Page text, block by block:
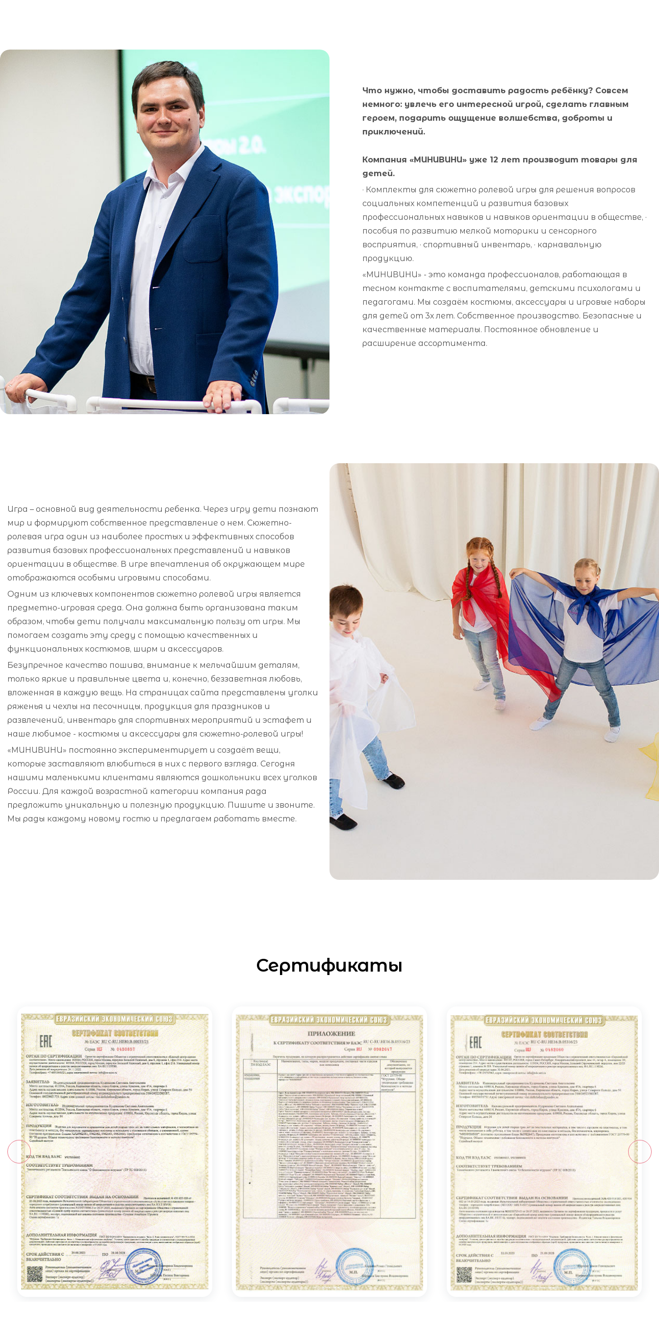
Что нужно, чтобы доставить радость ребёнку? Совсем
немного: увлечь его интересной игрой, сделать главным
героем, подарить ощущение волшебства, доброты и
приключений.
Компания «МИНИВИНИ» уже 12 лет производит товары для
детей.
· Комплекты для сюжетно ролевой игры для решения вопросов
социальных компетенций и развития базовых
профессиональных навыков и навыков ориентации в обществе, ·
пособия по развитию мелкой моторики и сенсорного
восприятия, · спортивный инвентарь, · карнавальную
продукцию.
«МИНИВИНИ» - это команда профессионалов, работающая в
тесном контакте с воспитателями, детскими психологами и
педагогами. Мы создаём костюмы, аксессуары и игровые наборы
для детей от 3х лет. Собственное производство. Безопасные и
качественные материалы. Постоянное обновление и
расширение ассортимента.
Игра – основной вид деятельности ребенка. Через игру дети познают
мир и формируют собственное представление о нем. Сюжетно-
ролевая игра один из наиболее простых и эффективных способов
развития базовых профессиональных представлений и навыков
ориентации в обществе. В игре впечатления об окружающем мире
отображаются особыми игровыми способами.
Одним из ключевых компонентов сюжетно ролевой игры является
предметно-игровая среда. Она должна быть организована таким
образом, чтобы дети получали максимальную пользу от игры. Мы
помогаем создать эту среду с помощью качественных и
функциональных костюмов, ширм и аксессуаров.
Безупречное качество пошива, внимание к мельчайшим деталям,
только яркие и правильные цвета и, конечно, беззаветная любовь,
вложенная в каждую вещь. На страницах сайта представлены уголки
ряженья и чехлы на песочницы, продукция для праздников и
развлечений, инвентарь для спортивных мероприятий и эстафет и
наше любимое - костюмы и аксессуары для сюжетно-ролевой игры!
«МИНИВИНИ» постоянно экспериментирует и создаёт вещи,
которые заставляют влюбиться в них с первого взгляда. Сегодня
нашими маленькими клиентами являются дошкольники всех уголков
России. Для каждой возрастной категории компания рада
предложить уникальную и полезную продукцию. Пишите и звоните.
Мы рады каждому новому гостю и предлагаем работать вместе.
Сертификаты